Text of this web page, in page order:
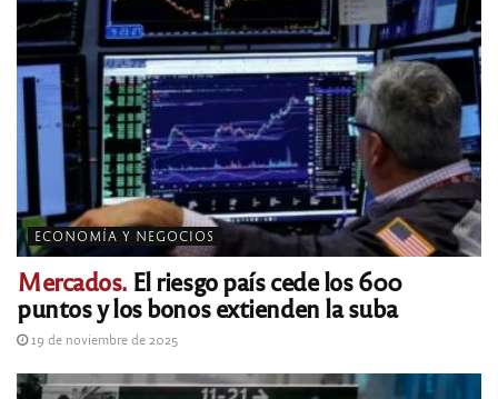
ECONOMÍA Y NEGOCIOS
Mercados. El riesgo país cede los 600
puntos y los bonos extienden la suba
19 de noviembre de 2025